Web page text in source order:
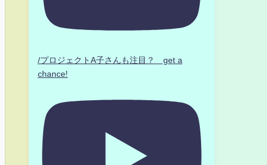
/プロジェクトA子さんも注目？ get a
chance!